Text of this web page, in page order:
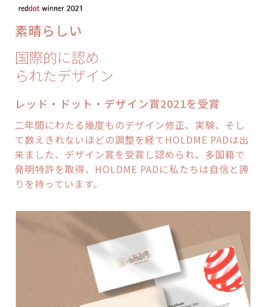
素晴らしい
国際的に認め
られたデザイン
レッド・ドット・デザイン賞2021を受賞
二年間にわたる幾度ものデザイン修正、実験、そし
て数えきれないほどの調整を経てHOLDME PADは出
来ました、デザイン賞を受賞し認められ、多国籍​​​​で
発明特許を取得、HOLDME PADに私たちは自信と誇
りを持っています。